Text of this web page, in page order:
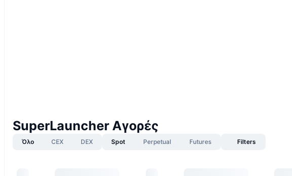
SuperLauncher Αγορές
Όλο CEX DEX Spot Perpetual Futures Filters